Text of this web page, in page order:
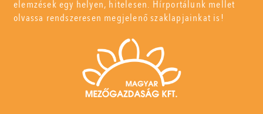
elemzések egy helyen, hitelesen. Hírportálunk mellet
olvassa rendszeresen megjelenő szaklapjainkat is!